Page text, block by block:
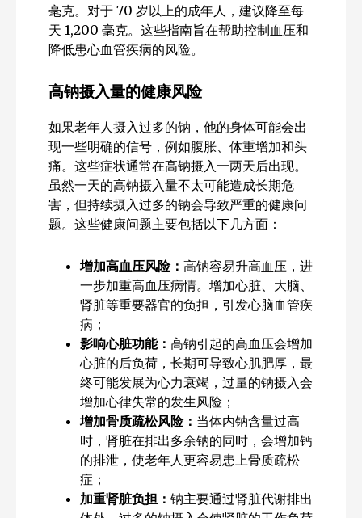
毫克。对于 70 岁以上的成年人，建议降至每
天 1,200 毫克。这些指南旨在帮助控制血压和
降低患心血管疾病的风险。
高钠摄入量的健康风险
如果老年人摄入过多的钠，他的身体可能会出
现一些明确的信号，例如腹胀、体重增加和头
痛。这些症状通常在高钠摄入一两天后出现。
虽然一天的高钠摄入量不太可能造成长期危
害，但持续摄入过多的钠会导致严重的健康问
题。这些健康问题主要包括以下几方面：
增加高血压风险： 高钠容易升高血压，进
一步加重高血压病情。增加心脏、大脑、
肾脏等重要器官的负担，引发心脑血管疾
病；
影响心脏功能： 高钠引起的高血压会增加
心脏的后负荷，长期可导致心肌肥厚，最
终可能发展为心力衰竭，过量的钠摄入会
增加心律失常的发生风险；
增加骨质疏松风险： 当体内钠含量过高
时，肾脏在排出多余钠的同时，会增加钙
的排泄，使老年人更容易患上骨质疏松
症；
加重肾脏负担： 钠主要通过肾脏代谢排出